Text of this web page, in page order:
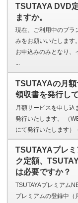
TSUTAYA DVD
ますか。
現在、ご利用中のプラ
みをお願いいたします
お申込みのみとなり、
...
TSUTAYAの月額
領収書を発行し
月額サービスを申し込
発行いたします。 （
にて発行いたします）
TSUTAYAプレ
ク定額、
は必要ですか？
TSUTAYAプレミアム
プレミアムの登録中（